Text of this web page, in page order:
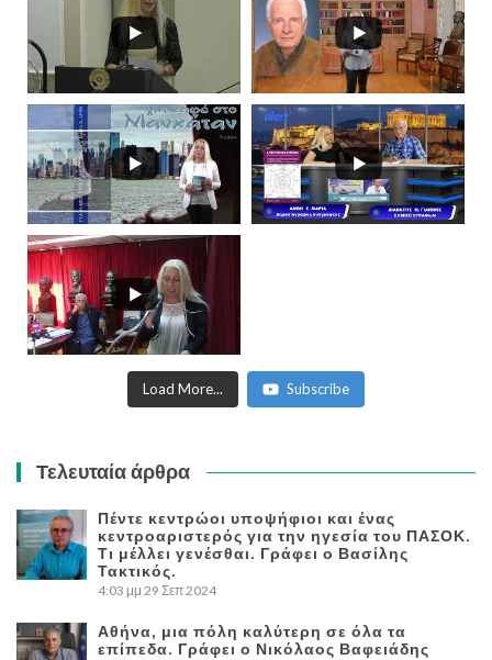
Load More... Subscribe
Τελευταία άρθρα
Πέντε κεντρώοι υποψήφιοι και ένας
κεντροαριστερός για την ηγεσία του ΠΑΣΟΚ.
Τι μέλλει γενέσθαι. Γράφει ο Βασίλης
Τακτικός.
4:03 μμ 29 Σεπ 2024
Αθήνα, μια πόλη καλύτερη σε όλα τα
επίπεδα. Γράφει ο Νικόλαος Βαφειάδης